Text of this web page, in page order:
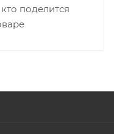
поделится